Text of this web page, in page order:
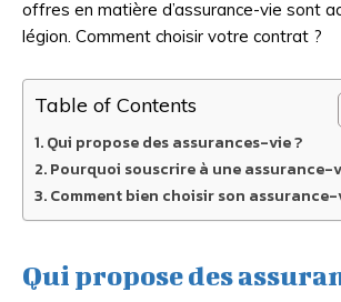
offres en matière d’assurance-vie sont
légion. Comment choisir votre contrat ?
Table of Contents
Qui propose des assurances-vie ?
Pourquoi souscrire à une assurance-
Comment bien choisir son assurance-
Qui propose des